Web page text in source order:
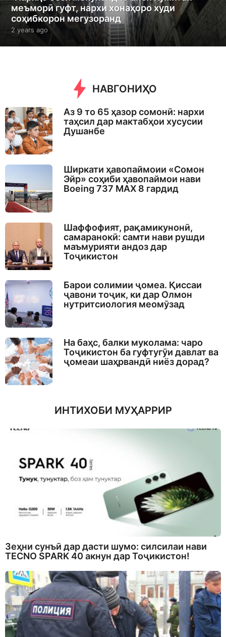
меъморӣ гуфт, нархи хонаҳоро худи
соҳибкорон мегузоранд
2 years ago2
y
e
o
НАВГОНИҲО
Аз 9 то 65 ҳазор сомонӣ: нархи
таҳсил дар мактабҳои хусусии
Душанбе
Ширкати ҳавопаймоии «Сомон
Эйр» соҳиби ҳавопаймои нави
Boeing 737 MAX 8 гардид
Шаффофият, рақамикунонӣ,
самаранокӣ: самти нави рушди
маъмурияти андоз дар
Тоҷикистон
Барои солимии ҷомеа. Қиссаи
ҷавони тоҷик, ки дар Олмон
нутритсиология меомӯзад
На баҳс, балки муколама: чаро
Тоҷикистон ба гуфтугӯи давлат ва
ҷомеаи шаҳрвандӣ ниёз дорад?
ИНТИХОБИ МУҲАРРИР
Зеҳни сунъӣ дар дасти шумо: силсилаи нави
TECNO SPARK 40 акнун дар Тоҷикистон!